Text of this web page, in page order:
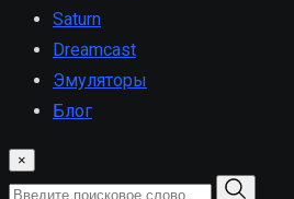
Saturn
Dreamcast
Эмуляторы
Блог
×